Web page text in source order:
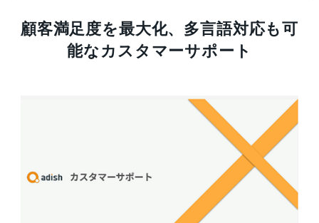
顧客満足度を最大化、多言語対応も可
能なカスタマーサポート